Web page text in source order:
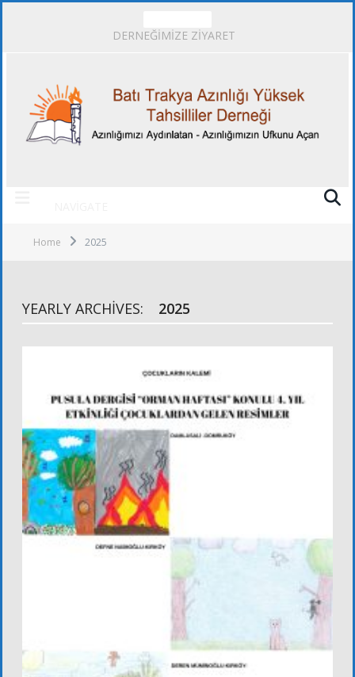
DERNEĞİMİZE ZİYARET
Home 2025
YEARLY ARCHIVES: 2025